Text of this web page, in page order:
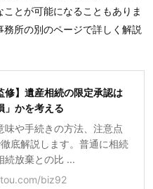
とが可能になることもありま
所の別のページで詳しく解説
修】遺産相続の限定承認は
」かを考える
味や手続きの方法、注意点
底解説します。普通に相続
続放棄との比 ...
biz92